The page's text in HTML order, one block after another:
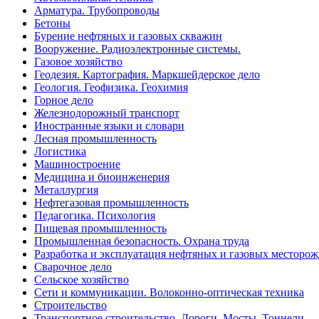
Арматура. Трубопроводы
Бетоны
Бурение нефтяных и газовых скважин
Вооружение. Радиоэлектронные системы.
Газовое хозяйство
Геодезия. Картография. Маркшейдерское дело
Геология. Геофизика. Геохимия
Горное дело
Железнодорожный транспорт
Иностранные языки и словари
Лесная промышленность
Логистика
Машиностроение
Медицина и биоинженерия
Металлургия
Нефтегазовая промышленность
Педагогика. Психология
Пищевая промышленность
Промышленная безопасность. Охрана труда
Разработка и эксплуатация нефтяных и газовых
Сварочное дело
Сельское хозяйство
Сети и коммуникации. Волоконно-оптическая техника
Строительство